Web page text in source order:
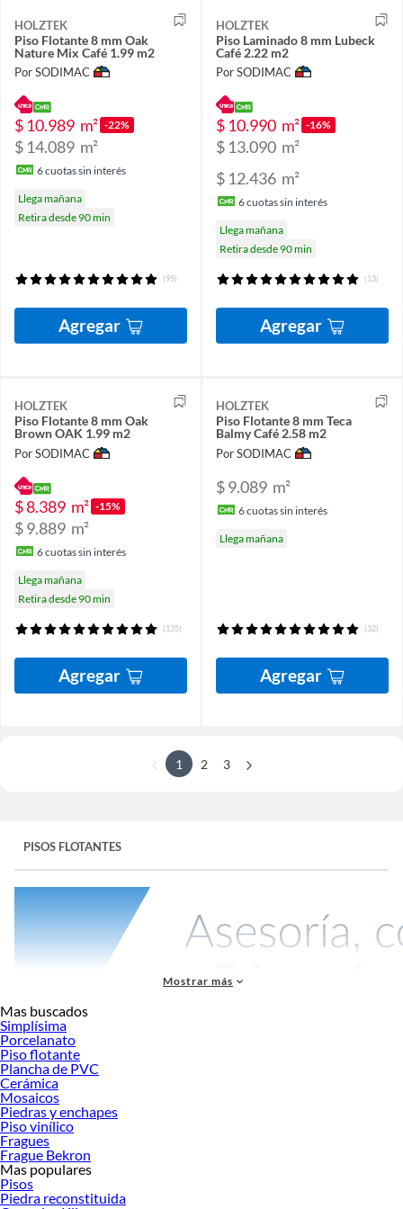
HOLZTEK
Piso Flotante 8 mm Oak
Nature Mix Café 1.99 m2
Por SODIMAC
$ 10.989 m² -22%
$ 14.089 m²
6cuotas sin interés
Llega mañana
Retira desde 90 min
(95)
Agregar
HOLZTEK
Piso Laminado 8 mm Lubeck
Café 2.22 m2
Por SODIMAC
$ 10.990 m² -16%
$ 13.090 m²
$ 12.436 m²
6cuotas sin interés
Llega mañana
Retira desde 90 min
(13)
Agregar
HOLZTEK
Piso Flotante 8 mm Oak
Brown OAK 1.99 m2
Por SODIMAC
$ 8.389 m² -15%
$ 9.889 m²
6cuotas sin interés
Llega mañana
Retira desde 90 min
(135)
Agregar
HOLZTEK
Piso Flotante 8 mm Teca
Balmy Café 2.58 m2
Por SODIMAC
$ 9.089 m²
6cuotas sin interés
Llega mañana
(32)
Agregar
1 2 3
PISOS FLOTANTES
Piso Flotante y Laminado
Respuesta rápida
Qué es un piso flotante:
instala sobre espuma niveladora, sin clavos ni pegamento.
Dónde se usa:
oficinas y pasillos.
Diferencia con piso laminado:
madera comprimida y el laminado es sintético.
Mostrar más
Mas buscados
Simplísima
Porcelanato
Piso flotante
Plancha de PVC
Cerámica
Mosaicos
Piedras y enchapes
Piso vinílico
Fragues
Frague Bekron
Mas populares
Pisos
Piedra reconstituida